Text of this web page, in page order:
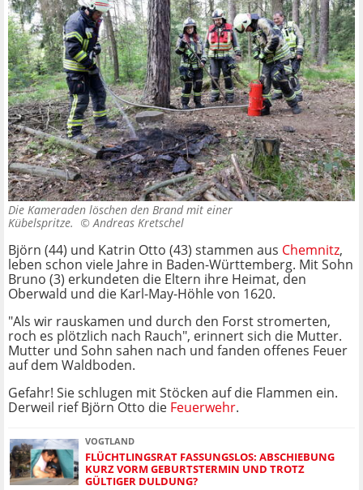
Die Kameraden löschen den Brand mit einer
Kübelspritze. ©Andreas Kretschel
Björn (44) und Katrin Otto (43) stammen aus Chemnitz,
leben schon viele Jahre in Baden-Württemberg. Mit Sohn
Bruno (3) erkundeten die Eltern ihre Heimat, den
Oberwald und die Karl-May-Höhle von 1620.
"Als wir rauskamen und durch den Forst stromerten,
roch es plötzlich nach Rauch", erinnert sich die Mutter.
Mutter und Sohn sahen nach und fanden offenes Feuer
auf dem Waldboden.
Gefahr! Sie schlugen mit Stöcken auf die Flammen ein.
Derweil rief Björn Otto die Feuerwehr.
VOGTLAND
FLÜCHTLINGSRAT FASSUNGSLOS: ABSCHIEBUNG
KURZ VORM GEBURTSTERMIN UND TROTZ
GÜLTIGER DULDUNG?